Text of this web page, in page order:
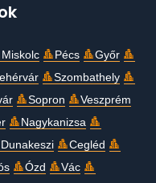
Miskolc Pécs
Győr
Szombathely
Sopron
Veszprém
Nagykanizsa
Dunakeszi
Cegléd
Ózd
Vác